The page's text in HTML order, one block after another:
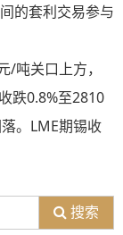
的套利交易参与
/吨关口上方，
跌0.8%至2810
。LME期锡收
搜索